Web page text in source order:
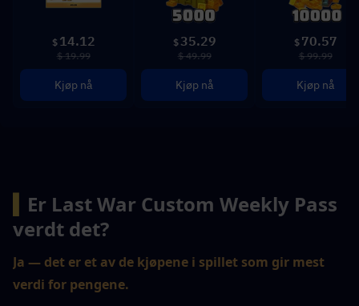
$ 14.12
$ 19.99
Kjøp nå
$ 35.29
$ 49.99
Kjøp nå
$ 70.57
$ 99.99
Kjøp nå
Er Last War Custom Weekly Pass
verdt det?
Ja — det er et av de kjøpene i spillet som gir mest
verdi for pengene.